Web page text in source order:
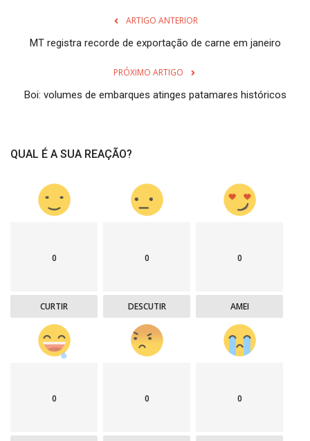
ARTIGO ANTERIOR
MT registra recorde de exportação de carne em janeiro
PRÓXIMO ARTIGO
Boi: volumes de embarques atinges patamares históricos
QUAL É A SUA REAÇÃO?
0
CURTIR
0
DESCUTIR
0
AMEI
0 0 0